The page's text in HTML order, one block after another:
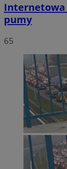
Internetowa
pumy
65